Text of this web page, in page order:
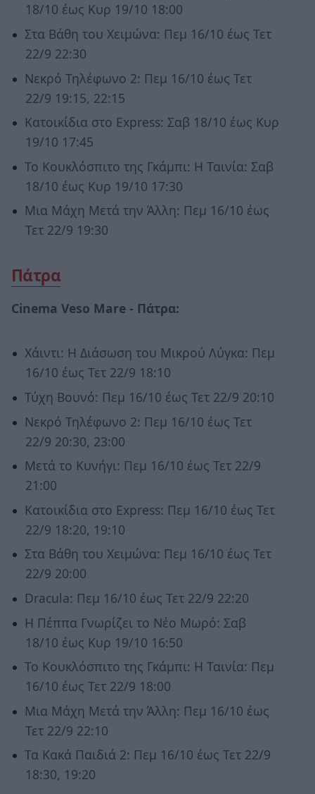
18/10 έως Κυρ 19/10 18:00
Στα Βάθη του Χειμώνα: Πεμ 16/10 έως Τετ
22/9 22:30
Νεκρό Τηλέφωνο 2: Πεμ 16/10 έως Τετ
22/9 19:15, 22:15
Κατοικίδια στο Express: Σαβ 18/10 έως Κυρ
19/10 17:45
Το Κουκλόσπιτο της Γκάμπι: Η Ταινία: Σαβ
18/10 έως Κυρ 19/10 17:30
Μια Μάχη Μετά την Άλλη: Πεμ 16/10 έως
Τετ 22/9 19:30
Πάτρα
Cinema Veso Mare - Πάτρα:
Χάιντι: Η Διάσωση του Μικρού Λύγκα: Πεμ
16/10 έως Τετ 22/9 18:10
Τύχη Βουνό: Πεμ 16/10 έως Τετ 22/9 20:10
Νεκρό Τηλέφωνο 2: Πεμ 16/10 έως Τετ
22/9 20:30, 23:00
Μετά το Κυνήγι: Πεμ 16/10 έως Τετ 22/9
21:00
Κατοικίδια στο Express: Πεμ 16/10 έως Τετ
22/9 18:20, 19:10
Στα Βάθη του Χειμώνα: Πεμ 16/10 έως Τετ
22/9 20:00
Dracula: Πεμ 16/10 έως Τετ 22/9 22:20
Η Πέππα Γνωρίζει το Νέο Μωρό: Σαβ
18/10 έως Κυρ 19/10 16:50
Το Κουκλόσπιτο της Γκάμπι: Η Ταινία: Πεμ
16/10 έως Τετ 22/9 18:00
Μια Μάχη Μετά την Άλλη: Πεμ 16/10 έως
Τετ 22/9 22:10
Τα Κακά Παιδιά 2: Πεμ 16/10 έως Τετ 22/9
18:30, 19:20